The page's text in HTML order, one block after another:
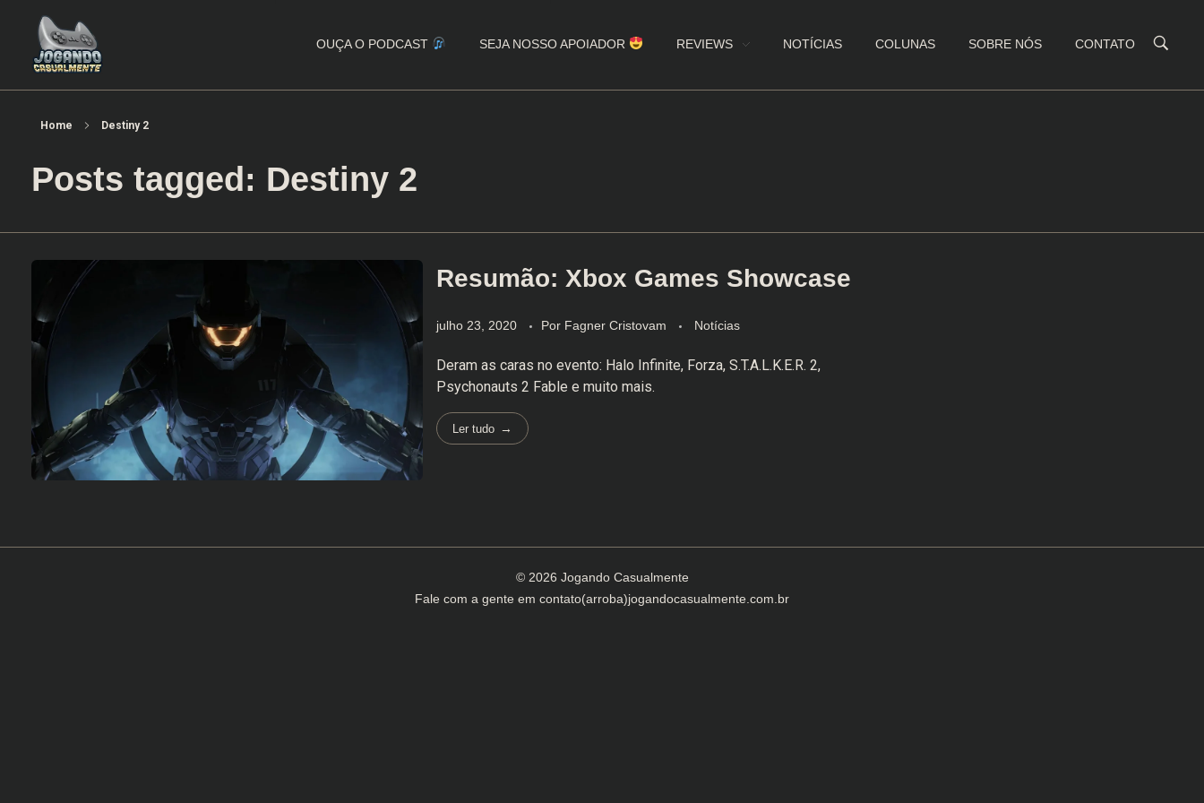
OUÇA O PODCAST SEJA NOSSO APOIADOR REVIEWS NOTÍCIAS COLUNAS SOBRE NÓS CONTATO
Home Destiny 2
Posts tagged: Destiny 2
Resumão: Xbox Games Showcase
julho 23, 2020 Por Fagner Cristovam Notícias
Deram as caras no evento: Halo Infinite, Forza, S.T.A.L.K.E.R. 2,
Psychonauts 2 Fable e muito mais.
Ler tudo
© 2026 Jogando Casualmente
Fale com a gente em contato(arroba)jogandocasualmente.com.br